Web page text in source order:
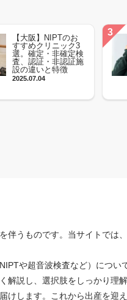
【大阪】NIPTのお
すすめクリニック3
選。確定・非確定検
査、認証・非認証施
設の違いと特徴
2025.07.04
伴うものです。当サイトで
や超音波検査など）につ
解説し、選択肢をしっかり
けします。これから出産を